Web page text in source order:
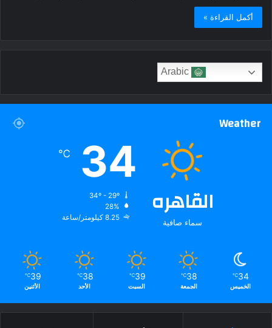
أكمل القراءة »
Weather
القاهره
سماء صافية
34
℃
28%
8.25 كيلومتر/ساعة
34
℃
الخميس
38
℃
الجمعة
39
℃
السبت
38
℃
الأحد
39
℃
الأثنين